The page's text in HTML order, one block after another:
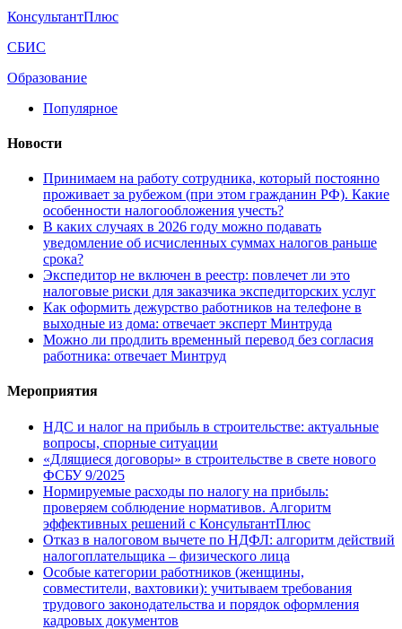
КонсультантПлюс
СБИС
Образование
Популярное
Новости
Принимаем на работу сотрудника, который постоянно
проживает за рубежом (при этом гражданин РФ). Какие
особенности налогообложения учесть?
В каких случаях в 2026 году можно подавать
уведомление об исчисленных суммах налогов раньше
срока?
Экспедитор не включен в реестр: повлечет ли это
налоговые риски для заказчика экспедиторских услуг
Как оформить дежурство работников на телефоне в
выходные из дома: отвечает эксперт Минтруда
Можно ли продлить временный перевод без согласия
работника: отвечает Минтруд
Мероприятия
НДС и налог на прибыль в строительстве: актуальные
вопросы, спорные ситуации
«Длящиеся договоры» в строительстве в свете нового
ФСБУ 9/2025
Нормируемые расходы по налогу на прибыль:
проверяем соблюдение нормативов. Алгоритм
эффективных решений с КонсультантПлюс
Отказ в налоговом вычете по НДФЛ: алгоритм действий
налогоплательщика – физического лица
Особые категории работников (женщины,
совместители, вахтовики): учитываем требования
трудового законодательства и порядок оформления
кадровых документов